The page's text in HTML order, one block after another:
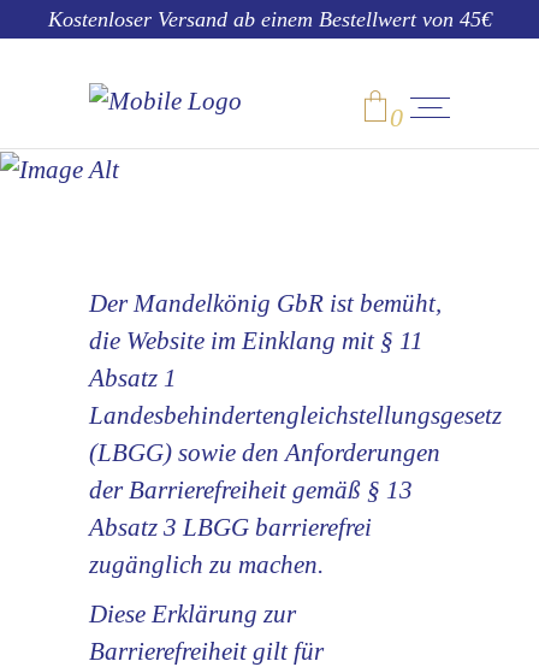
Kostenloser Versand ab einem Bestellwert von 45€
0
ERKLÄRUNG
ZUR
BARRIEREFREI
Der Mandelkönig GbR ist bemüht,
die Website im Einklang mit § 11
Absatz 1
Landesbehindertengleichstellungsgesetz
(LBGG) sowie den Anforderungen
der Barrierefreiheit gemäß § 13
Absatz 3 LBGG barrierefrei
zugänglich zu machen.
Diese Erklärung zur
Barrierefreiheit gilt für